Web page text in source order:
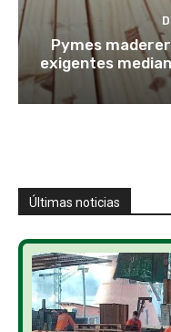
Pymes
exigentes
Últimas noticias